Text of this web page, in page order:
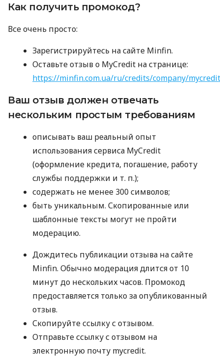
Как получить промокод?
Все очень просто:
Зарегистрируйтесь на сайте Minfin.
Оставьте отзыв о MyCredit на странице:
https://minfin.com.ua/ru/credits/company/
Ваш отзыв должен отвечать
нескольким простым требованиям
описывать ваш реальный опыт
использования сервиса MyCredit
(оформление кредита, погашение, работу
службы поддержки и т. п.);
содержать не менее 300 символов;
быть уникальным. Скопированные или
шаблонные тексты могут не пройти
модерацию.
Дождитесь публикации отзыва на сайте
Minfin. Обычно модерация длится от 10
минут до нескольких часов. Промокод
предоставляется только за опубликованный
отзыв.
Скопируйте ссылку с отзывом.
Отправьте ссылку с отзывом на
электронную почту mycredit.